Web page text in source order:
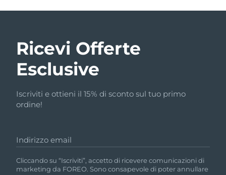
Ricevi Offerte
Esclusive
Iscriviti e ottieni il 15% di sconto sul tuo primo
ordine!
Indirizzo email
Cliccando su “Iscriviti”, accetto di ricevere comunicazioni di
marketing da FOREO. Sono consapevole di poter annullare